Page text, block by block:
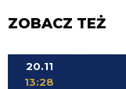
ZOBACZ TEŻ
20.11
13:28